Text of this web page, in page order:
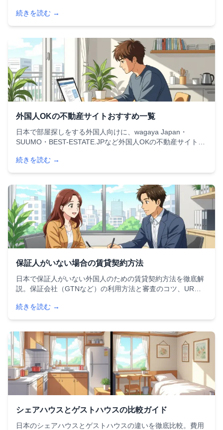
（れいきん）**、**保証金（ほしょうきん）**の3つです。母
国にはない制度も含まれるため、知らずに契約して後悔する
続きを読む →
外国人OKの不動産サイトおすすめ一覧
日本で部屋探しをする外国人向けに、wagaya Japan・
SUUMO・BEST-ESTATE.JPなど外国人OKの不動産サイトを
各サイトの特徴と選び方のポイントを詳しく解説します。
続きを読む →
保証人がいない場合の賃貸契約方法
日本で保証人がいない外国人のための賃貸契約方法を徹底解
説。保証会社（GTNなど）の利用方法と審査のコツ、UR住
社・学校の支援制度まで、具体的な手順をステップごとに紹
介します。
続きを読む →
シェアハウスとゲストハウスの比較ガイド
日本のシェアハウスとゲストハウスの違いを徹底比較。費用